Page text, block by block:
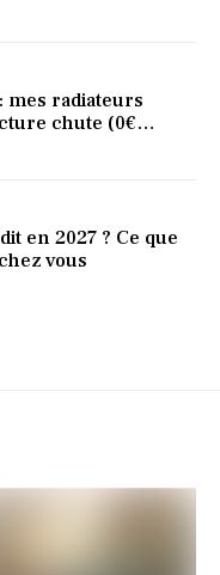
mes radiateurs
chute (0€
en 2027 ? Ce que
vous